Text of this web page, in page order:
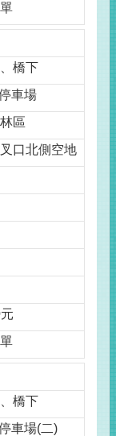
橋下
車場
區
口北側空地
橋下
車場(二)